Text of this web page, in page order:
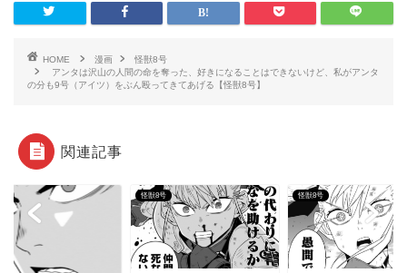
HOME 漫画
怪獣8号
アンタは沢山の人間の命を奪った、好きになることはできないけど、私がアンタ
の分も9号（アイツ）をぶん殴ってきてあげる【怪獣8号】
関連記事
怪獣8号 怪獣8号